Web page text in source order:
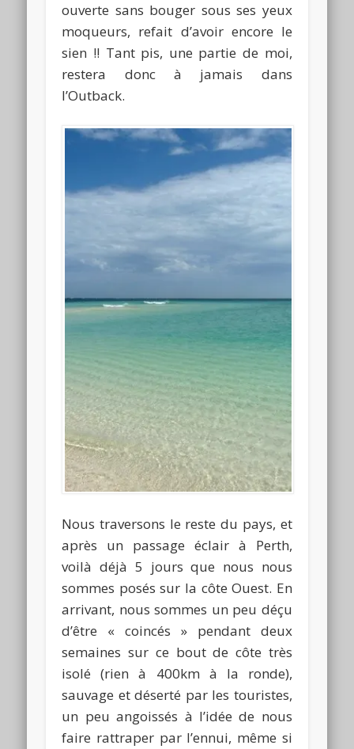
ouverte sans bouger sous ses yeux
moqueurs, refait d’avoir encore le
sien !! Tant pis, une partie de moi,
restera donc à jamais dans
l’Outback.
Nous traversons le reste du pays, et
après un passage éclair à Perth,
voilà déjà 5 jours que nous nous
sommes posés sur la côte Ouest. En
arrivant, nous sommes un peu déçu
d’être « coincés » pendant deux
semaines sur ce bout de côte très
isolé (rien à 400km à la ronde),
sauvage et déserté par les touristes,
un peu angoissés à l’idée de nous
faire rattraper par l’ennui, même si